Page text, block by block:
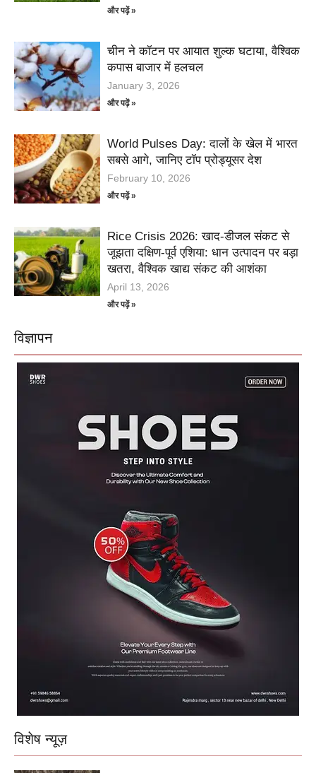
और पढ़ें »
चीन ने कॉटन पर आयात शुल्क घटाया, वैश्विक
कपास बाजार में हलचल
January 3, 2026
और पढ़ें »
World Pulses Day: दालों के खेल में भारत
सबसे आगे, जानिए टॉप प्रोड्यूसर देश
February 10, 2026
और पढ़ें »
Rice Crisis 2026: खाद-डीजल संकट से
जूझता दक्षिण-पूर्व एशिया: धान उत्पादन पर बड़ा
खतरा, वैश्विक खाद्य संकट की आशंका
April 13, 2026
और पढ़ें »
विज्ञापन
विशेष न्यूज़